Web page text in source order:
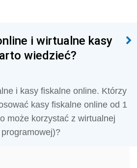
i wirtualne kasy
wiedzieć?
i kasy fiskalne online. Którzy
kasy fiskalne online od 1
może korzystać z wirtualnej